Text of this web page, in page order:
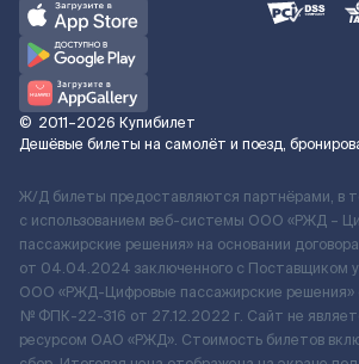
© 2011–2026 Купибилет
Дешёвые билеты на самолёт и поезд,
Ж/Д билеты предоставляются партнёрами, в
с использованием веб-системы ООО «РЖД –
пассажирские решения» на основании
от 04.04.2024 заключенного с Поставщиком
ООО «РЖД-Цифровые пассажирские
№ ФПК-22-316 от 27.12.2022 г. Сайт не
ресурсом ОАО «РЖД». Стоимость билетов